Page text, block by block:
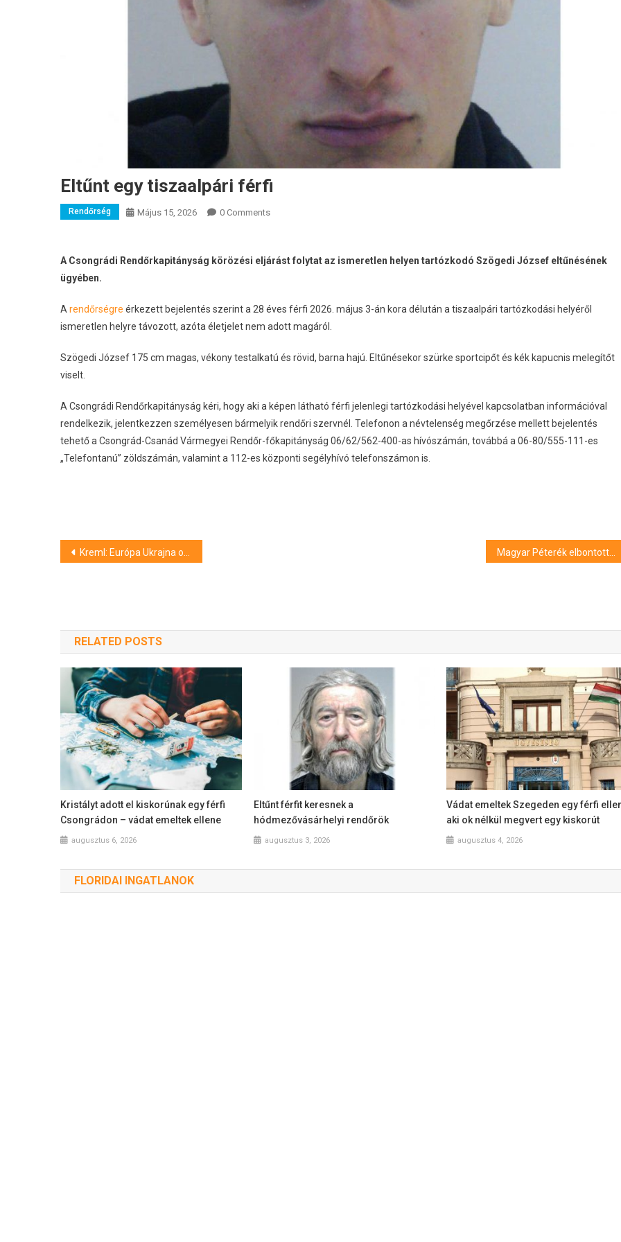
Eltűnt egy tiszaalpári férfi
Rendőrség Május 15, 2026 0 Comments
A Csongrádi Rendőrkapitányság körözési eljárást folytat az ismeretlen helyen tartózkodó Szögedi József eltűnésének
ügyében.
A rendőrségre érkezett bejelentés szerint a 28 éves férfi 2026. május 3-án kora délután a tiszaalpári tartózkodási helyéről
ismeretlen helyre távozott, azóta életjelet nem adott magáról.
Szögedi József 175 cm magas, vékony testalkatú és rövid, barna hajú. Eltűnésekor szürke sportcipőt és kék kapucnis melegítőt
viselt.
A Csongrádi Rendőrkapitányság kéri, hogy aki a képen látható férfi jelenlegi tartózkodási helyével kapcsolatban információval
rendelkezik, jelentkezzen személyesen bármelyik rendőri szervnél. Telefonon a névtelenség megőrzése mellett bejelentés
tehető a Csongrád-Csanád Vármegyei Rendőr-főkapitányság 06/62/562-400-as hívószámán, továbbá a 06-80/555-111-es
„Telefontanú” zöldszámán, valamint a 112-es központi segélyhívó telefonszámon is.
Bejegyzés
Kreml: Európa Ukrajna oldalán harcol, ezért nem lehet közvetítő
RELATED POSTS
Kristályt adott el kiskorúnak egy férfi
Csongrádon – vádat emeltek ellene
augusztus 6, 2026
Eltűnt férfit keresnek a
hódmezővásárhelyi rendőrök
augusztus 3, 2026
Vádat emeltek Szegeden egy férfi
aki ok nélkül megvert egy kiskorút
augusztus 4, 2026
FLORIDAI INGATLANOK